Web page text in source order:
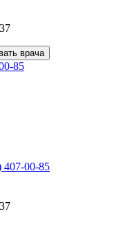
врача
85
407-00-85